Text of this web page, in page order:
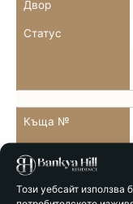
Този уебсайт използва
Двор
Статус
Къща №
РЗП